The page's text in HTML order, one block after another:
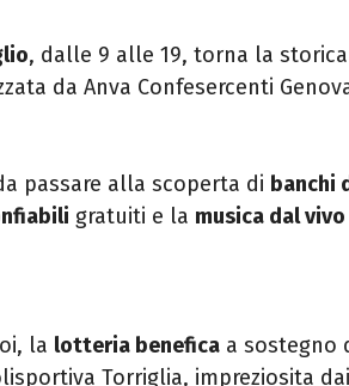
, dalle 9 alle 19, torna la storica
da Anva Confesercenti
passare alla scoperta di banchi
gratuiti e la musica dal vivo
la lotteria benefica a sostegno
Torriglia, impreziosita